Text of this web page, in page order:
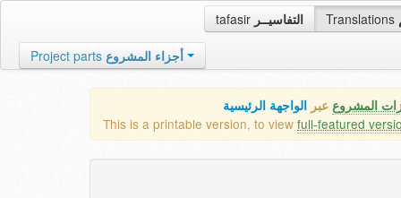
tafasir التفاسيــر Translations
Project parts أجزاء المشروع
المشروع عبر الواجهة الرئيسية
This is a printable version, to view full-featured